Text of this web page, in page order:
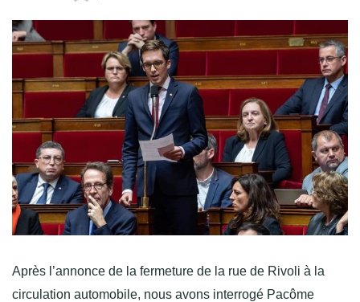
Après l’annonce de la fermeture de la rue de Rivoli à la
circulation automobile, nous avons interrogé Pacôme